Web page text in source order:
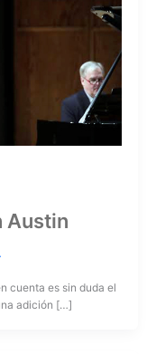
Austin
cuenta es sin duda el
adición […]